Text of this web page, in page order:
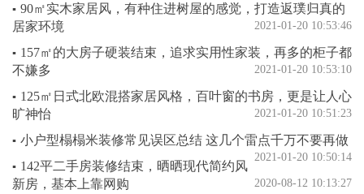
▪ 90㎡实木家居风，有种住进树屋的感觉，打造返璞归真的
居家环境
2021-01-20 10:53:46
▪ 157㎡的大房子硬装结束，追求实用性家装，再多的柜子都
不嫌多
2021-01-20 10:53:10
▪ 125㎡日式北欧混搭家居风格，百叶窗的书房，更是让人心
旷神怡
2021-01-20 10:51:23
▪ 小户型榻榻米装修常见误区总结 这几个雷点千万不要再做
2021-01-20 10:50:14
▪ 142平二手房装修结束，晒晒现代简约风
新房，基本上靠网购
2020-08-12 10:13:27